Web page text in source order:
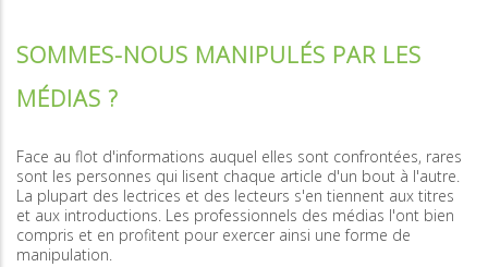
SOMMES-NOUS MANIPULÉS PAR LES
MÉDIAS ?
Face au flot d'informations auquel elles sont confrontées, rares
sont les personnes qui lisent chaque article d'un bout à l'autre.
La plupart des lectrices et des lecteurs s'en tiennent aux titres
et aux introductions. Les professionnels des médias l'ont bien
compris et en profitent pour exercer ainsi une forme de
manipulation.